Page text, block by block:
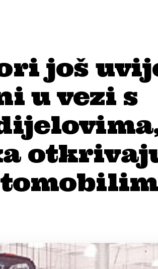
još
u vezi s